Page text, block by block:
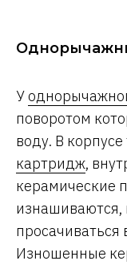
У
поворотом
воду. В
картридж,
керамические
просачиваться
Изношенные